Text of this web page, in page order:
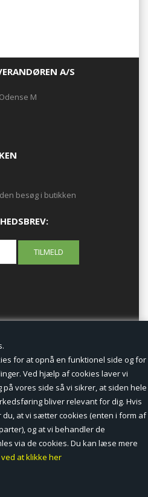
cookies.
for at opnå en funktionel side og for
Ved hjælp af cookies laver vi
vores side så vi sikrer, at siden hele
bliver relevant for dig. Hvis
at vi sætter cookies (enten i form af
og at vi behandler de
via de cookies. Du kan læse mere
ved at klikke her
A/S
M
besøg i butikken